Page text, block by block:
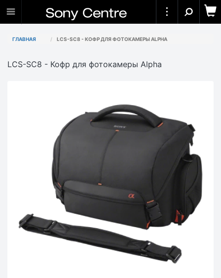
ГЛАВНАЯ LCS-SC8 - КОФР ДЛЯ ФОТОКАМЕРЫ ALPHA
LCS-SC8 - Кофр для фотокамеры Alpha